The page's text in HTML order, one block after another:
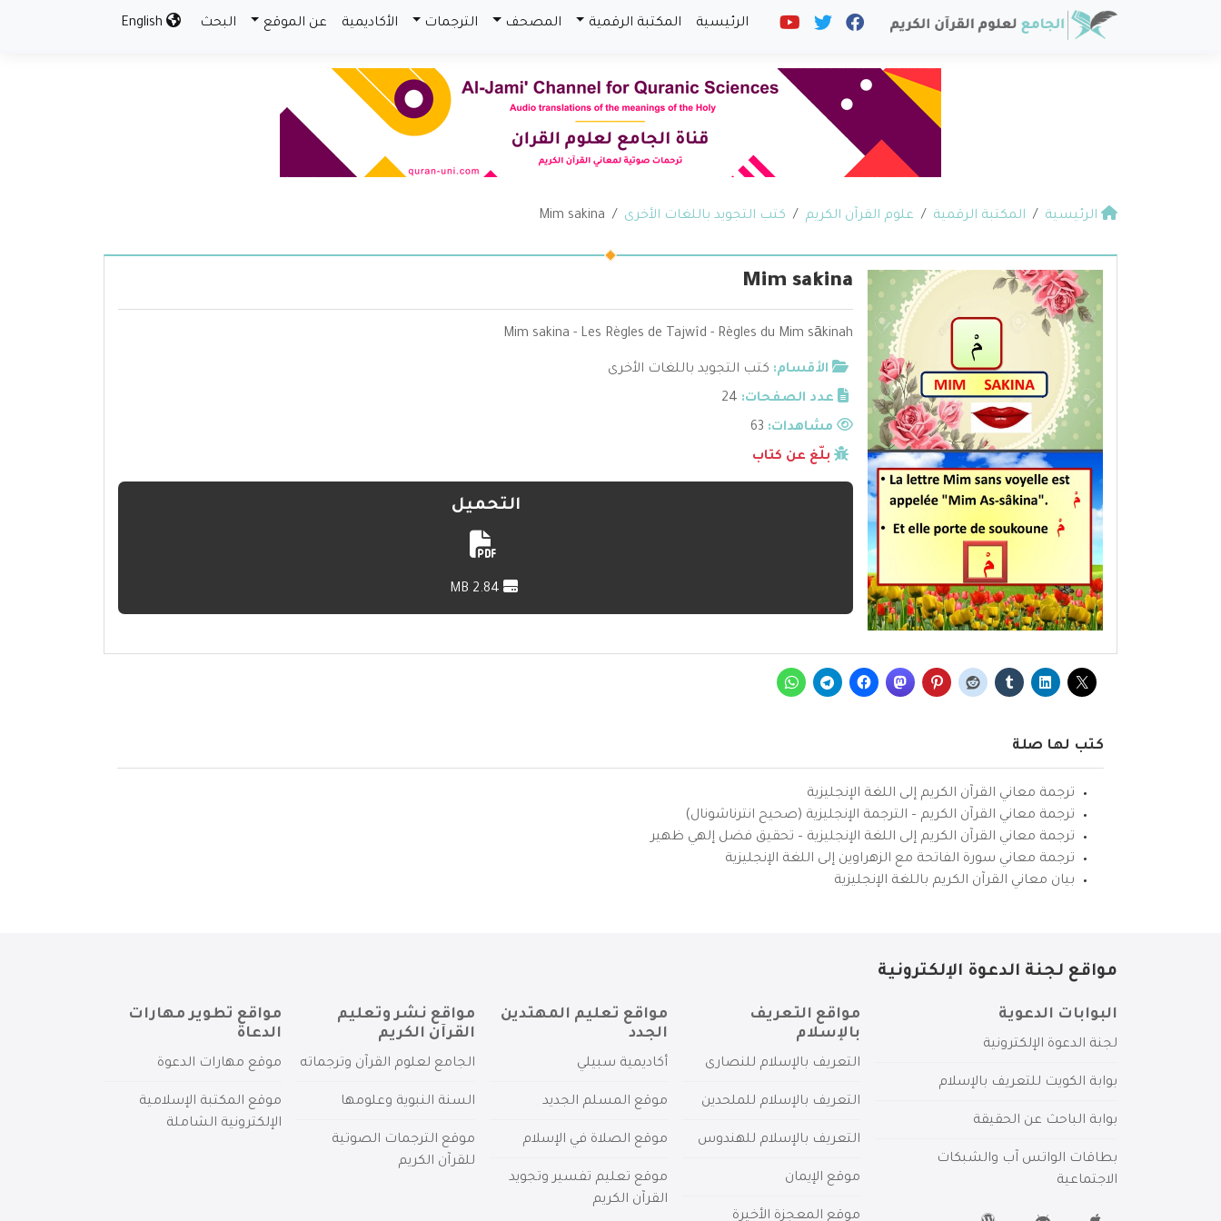
الرئيسية المكتبة الرقمية المصحف الترجمات الأكاديمية عن الموقع البحث
الرئيسية المكتبة الرقمية علوم القرآن الكريم كتب التجويد باللغات الأخرى Mim sakina
Mim sakina
Mim sakina - Les Règles de Tajwîd - Règles du Mim sākinah
الأقسام: كتب التجويد باللغات الأخرى
عدد الصفحات: 24
مشاهدات:
بلّغ عن كتاب
التحميل
كتب لها صلة
ترجمة معاني القرآن الكريم إلى اللغة الإنجليزية
ترجمة معاني القرآن الكريم – الترجمة الإنجليزية (صحيح انترناشونال)
ترجمة معاني القرآن الكريم إلى اللغة الإنجليزية – تحقيق فضل إلهي ظهير
ترجمة معاني سورة الفاتحة مع الزهراوين إلى اللغة الإنجليزية
بيان معاني القرآن الكريم باللغة الإنجليزية
مواقع لجنة الدعوة الإلكترونية
البوابات الدعوية
لجنة الدعوة الإلكترونية
بوابة الكويت للتعريف بالإسلام
بوابة الباحث عن الحقيقة
بطاقات الواتس آب والشبكات
الاجتماعية
مواقع التعريف
بالإسلام
التعريف بالإسلام للنصارى
التعريف بالإسلام للملحدين
التعريف بالإسلام للهندوس
موقع الإيمان
موقع المعجزة الأخيرة
مواقع تعليم المهتدين
الجدد
أكاديمية سبيلي
موقع المسلم الجديد
موقع الصلاة في الإسلام
موقع تعليم تفسير وتجويد
القرآن الكريم
مواقع نشر وتعليم
القرآن الكريم
الجامع لعلوم القرآن وترجماته
السنة النبوية وعلومها
موقع الترجمات الصوتية
للقرآن الكريم
مواقع تطوير مهارات
الدعاة
موقع مهارات الدعوة
موقع المكتبة الإسلامية
الإلكترونية الشاملة